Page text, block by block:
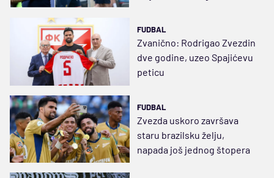
FUDBAL
Zvanično: Rodrigao Zvezdin
dve godine, uzeo Spajićevu
peticu
FUDBAL
Zvezda uskoro završava
staru brazilsku želju,
napada još jednog štopera